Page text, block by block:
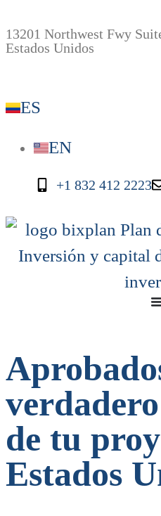
13201 Northwest Fwy
Estados Unidos
ES
EN
+1 832 412 2223
de tu
Estados